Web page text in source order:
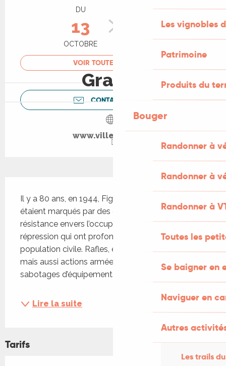
Les vignobles
Patrimoine
Produits du
Bouger
Randonner à
Randonner à
Randonner à
Toutes les
Se baigner en
Naviguer en
Autres
Les trails
DU
13
OCTOBRE
VOIR TOUTES LES DATES
Gratuit
CONTACTEZ-NOUS
www.ville-figeac.fr
Il y a 80 ans, en 1944, Figeac et son territoire
étaient marqués par des engagements de
résistance envers l’occupant et des actes de
répression qui ont profondément affectés la
population civile. Rafles, exécutions, destructions,
mais aussi actions armées contre les nazis ou
sabotages d’équipements...
Lire la suite
Tarifs